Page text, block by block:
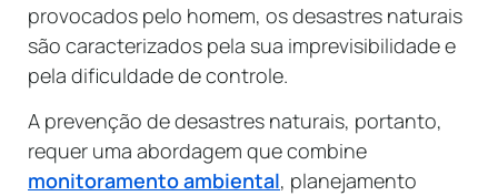
provocados pelo homem, os desastres naturais
são caracterizados pela sua imprevisibilidade e
pela dificuldade de controle.
A prevenção de desastres naturais, portanto,
requer uma abordagem que combine
monitoramento ambiental, planejamento